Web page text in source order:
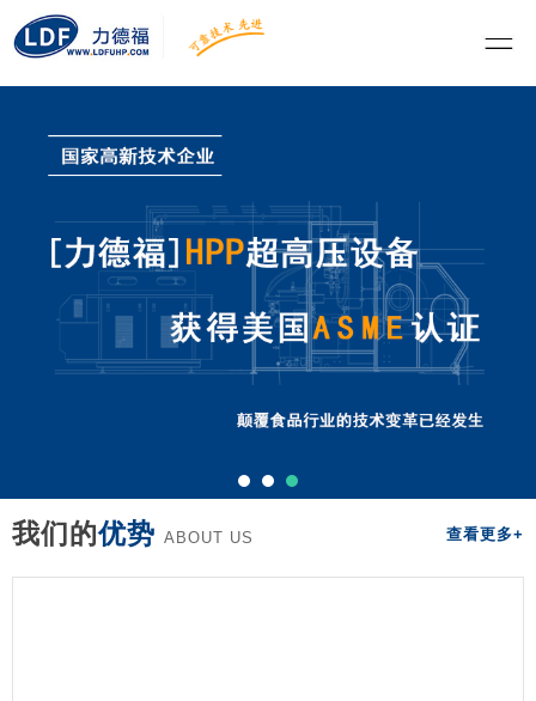
我们的优势 ABOUT US 查看更多+